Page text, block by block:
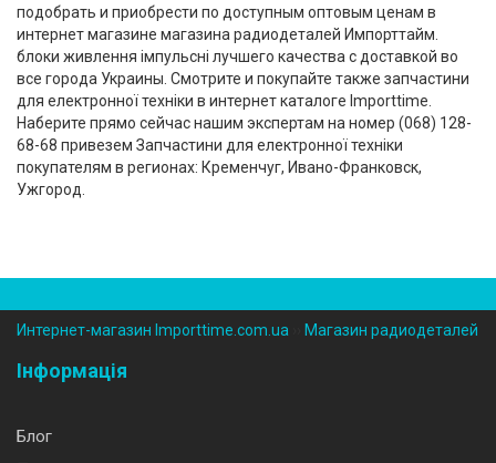
подобрать и приобрести по доступным оптовым ценам в
интернет магазине магазина радиодеталей Импорттайм.
блоки живлення імпульсні лучшего качества с доставкой во
все города Украины. Смотрите и покупайте также запчастини
для електронної техніки в интернет каталоге Importtime.
Наберите прямо сейчас нашим экспертам на номер (‎068) 128-
68-68 привезем Запчастини для електронної техніки
покупателям в регионах: Кременчуг, Ивано-Франковск,
Ужгород.
Интернет-магазин Importtime.com.ua Магазин радиодеталей
Інформація
Блог